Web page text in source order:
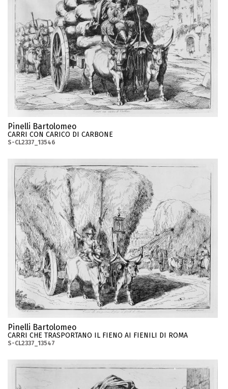
Pinelli Bartolomeo
CARRI CON CARICO DI CARBONE
S-CL2337_13546
Pinelli Bartolomeo
CARRI CHE TRASPORTANO IL FIENO AI FIENILI DI ROMA
S-CL2337_13547